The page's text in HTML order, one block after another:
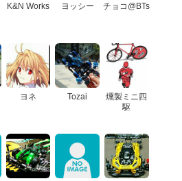
K&N Works ヨッシー チョコ@BTs
ヨネ Tozai
燻製ミニ四
駆